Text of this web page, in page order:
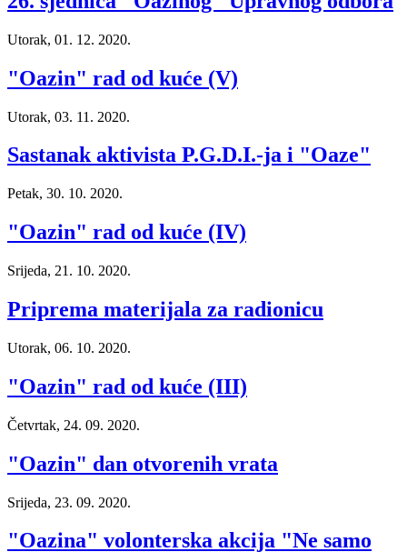
Utorak, 01. 12. 2020.
"Oazin" rad od kuće (V)
Utorak, 03. 11. 2020.
Sastanak aktivista P.G.D.I.-ja i "Oaze"
Petak, 30. 10. 2020.
"Oazin" rad od kuće (IV)
Srijeda, 21. 10. 2020.
Priprema materijala za radionicu
Utorak, 06. 10. 2020.
"Oazin" rad od kuće (III)
Četvrtak, 24. 09. 2020.
"Oazin" dan otvorenih vrata
Srijeda, 23. 09. 2020.
"Oazina" volonterska akcija "Ne samo